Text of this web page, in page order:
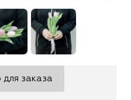
для заказа